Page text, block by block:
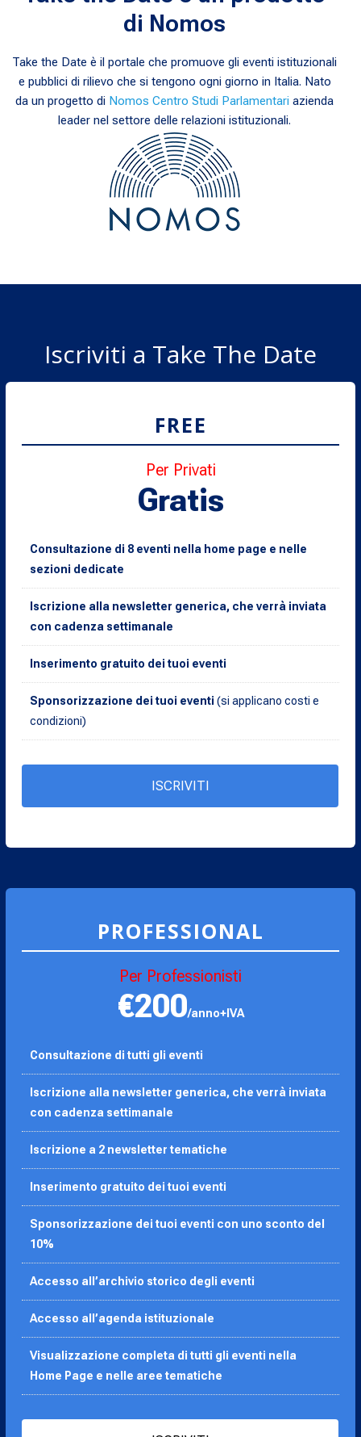
di Nomos
Take the Date è il portale che promuove gli eventi istituzionali
e pubblici di rilievo che si tengono ogni giorno in Italia. Nato
da un progetto di Nomos Centro Studi Parlamentari azienda
leader nel settore delle relazioni istituzionali.
Iscriviti a Take The Date
FREE
Per Privati
Gratis
Consultazione di 8 eventi nella home page e nelle
sezioni dedicate
Iscrizione alla newsletter generica, che verrà inviata
con cadenza settimanale
Inserimento gratuito dei tuoi eventi
Sponsorizzazione dei tuoi eventi (si applicano costi e
condizioni)
ISCRIVITI
PROFESSIONAL
Per Professionisti
€200/anno+IVA
Consultazione di tutti gli eventi
Iscrizione alla newsletter generica, che verrà inviata
con cadenza settimanale
Iscrizione a 2 newsletter tematiche
Inserimento gratuito dei tuoi eventi
Sponsorizzazione dei tuoi eventi con uno sconto del
10%
Accesso all’archivio storico degli eventi
Accesso all’agenda istituzionale
Visualizzazione completa di tutti gli eventi nella
Home Page e nelle aree tematiche